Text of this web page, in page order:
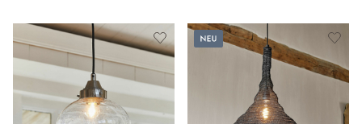
Neu